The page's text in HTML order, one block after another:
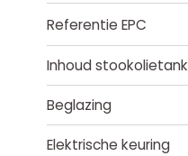
Referentie EPC
Inhoud stookolietank
Beglazing
Elektrische keuring